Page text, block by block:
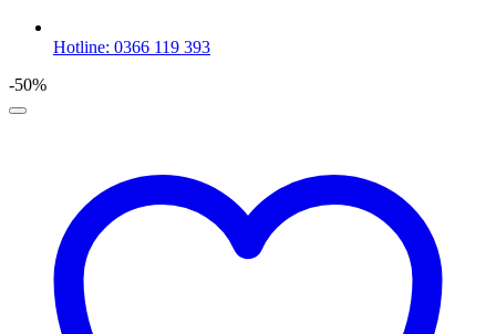
Hotline: 0366 119 393
-50%